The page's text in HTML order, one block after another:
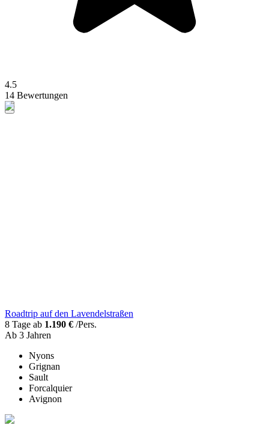
4.5
14 Bewertungen
Roadtrip auf den Lavendelstraßen
8 Tage ab 1.190 € /Pers.
Ab 3 Jahren
Nyons
Grignan
Sault
Forcalquier
Avignon